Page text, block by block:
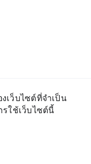
All
เว็บไซต์ที่จำเป็น
ใช้เว็บไซต์นี้